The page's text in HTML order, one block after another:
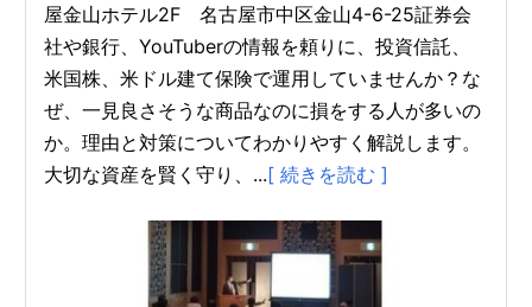
屋金山ホテル2F 名古屋市中区金山4-6-25証券会
社や銀行、YouTuberの情報を頼りに、投資信託、
米国株、米ドル建て保険で運用していませんか？な
ぜ、一見良さそうな商品なのに損をする人が多いの
か。理由と対策についてわかりやすく解説します。
大切な資産を賢く守り、...[ 続きを読む ]